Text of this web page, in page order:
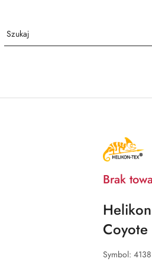
NAZWA
PRODUCENTA:
HELIKON
Brak
Coyote
Symbol: 4138